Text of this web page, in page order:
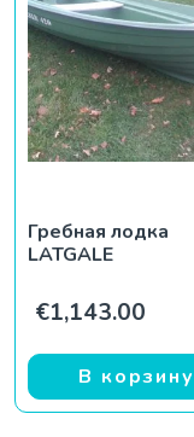
Гребная лодка
LATGALE
€1,143.00
В корзину